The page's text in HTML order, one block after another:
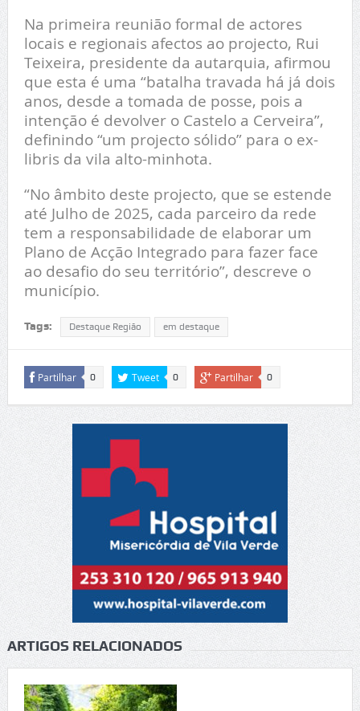
Na primeira reunião formal de actores
locais e regionais afectos ao projecto, Rui
Teixeira, presidente da autarquia, afirmou
que esta é uma “batalha travada há já dois
anos, desde a tomada de posse, pois a
intenção é devolver o Castelo a Cerveira”,
definindo “um projecto sólido” para o ex-
libris da vila alto-minhota.
“No âmbito deste projecto, que se estende
até Julho de 2025, cada parceiro da rede
tem a responsabilidade de elaborar um
Plano de Acção Integrado para fazer face
ao desafio do seu território”, descreve o
município.
Tags: Destaque Região em destaque
Partilhar 0 Tweet 0 Partilhar 0
ARTIGOS RELACIONADOS